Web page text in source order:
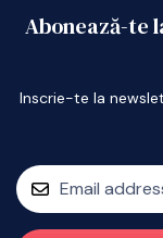
Abonează-te
Inscrie-te la